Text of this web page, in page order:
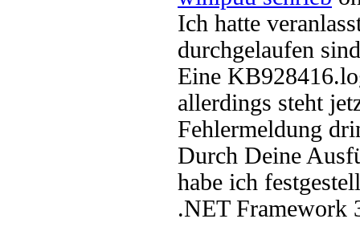
Ich hatte
durchgelaufen
Eine
allerdings steht
Fehlermeldung
Durch Deine
habe ich
.NET Framework